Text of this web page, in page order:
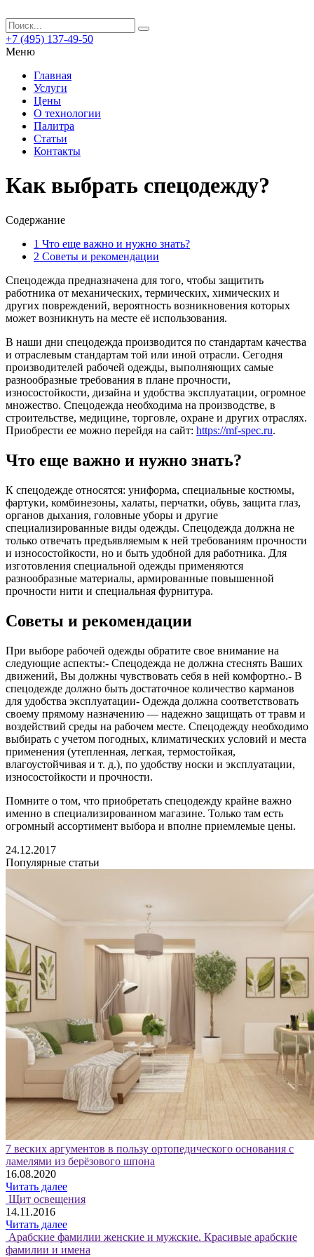
+7 (495) 137-49-50
Меню
Главная
Услуги
Цены
О технологии
Палитра
Статьи
Контакты
Как выбрать спецодежду?
Содержание
1 Что еще важно и нужно знать?
2 Советы и рекомендации
Спецодежда предназначена для того, чтобы защитить
работника от механических, термических, химических и
других повреждений, вероятность возникновения которых
может возникнуть на месте её использования.
В наши дни спецодежда производится по стандартам качества
и отраслевым стандартам той или иной отрасли. Сегодня
производителей рабочей одежды, выполняющих самые
разнообразные требования в плане прочности,
износостойкости, дизайна и удобства эксплуатации, огромное
множество. Спецодежда необходима на производстве, в
строительстве, медицине, торговле, охране и других отраслях.
Приобрести ее можно перейдя на сайт: https://mf-spec.ru.
Что еще важно и нужно знать?
К спецодежде относятся: униформа, специальные костюмы,
фартуки, комбинезоны, халаты, перчатки, обувь, защита глаз,
органов дыхания, головные уборы и другие
специализированные виды одежды. Спецодежда должна не
только отвечать предъявляемым к ней требованиям прочности
и износостойкости, но и быть удобной для работника. Для
изготовления специальной одежды применяются
разнообразные материалы, армированные повышенной
прочности нити и специальная фурнитура.
Советы и рекомендации
При выборе рабочей одежды обратите свое внимание на
следующие аспекты:- Спецодежда не должна стеснять Ваших
движений, Вы должны чувствовать себя в ней комфортно.- В
спецодежде должно быть достаточное количество карманов
для удобства эксплуатации- Одежда должна соответствовать
своему прямому назначению — надежно защищать от травм и
воздействий среды на рабочем месте. Спецодежду необходимо
выбирать с учетом погодных, климатических условий и места
применения (утепленная, легкая, термостойкая,
влагоустойчивая и т. д.), по удобству носки и эксплуатации,
износостойкости и прочности.
Помните о том, что приобретать спецодежду крайне важно
именно в специализированном магазине. Только там есть
огромный ассортимент выбора и вполне приемлемые цены.
24.12.2017
Популярные статьи
7 веских аргументов в пользу ортопедического основания с
ламелями из берёзового шпона
16.08.2020
Читать далее
Щит освещения
14.11.2016
Читать далее
Арабские фамилии женские и мужские. Красивые арабские
фамилии и имена